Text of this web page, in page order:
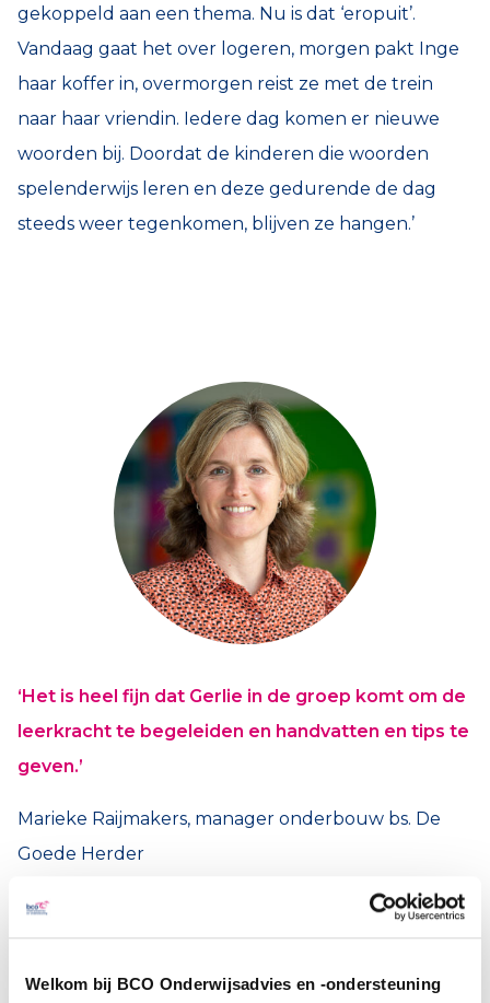
Welkom bij BCO Onderwijsadvies en -ondersteuning
gekoppeld aan een thema. Nu is dat ‘eropuit’.
Vandaag gaat het over logeren, morgen pakt Inge
haar koffer in, overmorgen reist ze met de trein
naar haar vriendin. Iedere dag komen er nieuwe
woorden bij. Doordat de kinderen die woorden
spelenderwijs leren en deze gedurende de dag
steeds weer tegenkomen, blijven ze hangen.’
‘Het is heel fijn dat Gerlie in de groep komt om de
leerkracht te begeleiden en handvatten en tips te
geven.’
Marieke Raijmakers, manager onderbouw bs. De
Goede Herder
Speelse tussendoortjes